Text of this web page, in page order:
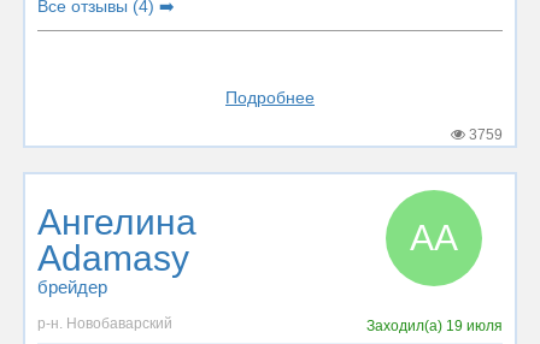
Все отзывы (4) ➡️
Подробнее
3759
Ангелина
Adamasy
брейдер
АA
р-н. Новобаварский Заходил(а) 19 июля